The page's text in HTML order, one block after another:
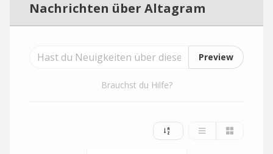
Nachrichten über Altagram
Preview
Brauchst du Hilfe?